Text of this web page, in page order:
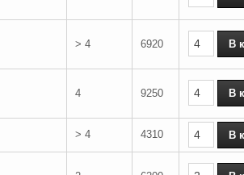
> 4 6920
4 9250
> 4 4310